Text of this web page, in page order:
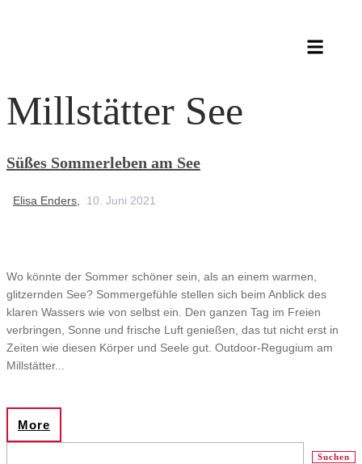
Millstätter See
Süßes Sommerleben am See
Elisa Enders, 10. Juni 2021
Wo könnte der Sommer schöner sein, als an einem warmen,
glitzernden See? Sommergefühle stellen sich beim Anblick des
klaren Wassers wie von selbst ein. Den ganzen Tag im Freien
verbringen, Sonne und frische Luft genießen, das tut nicht erst in
Zeiten wie diesen Körper und Seele gut. Outdoor-Regugium am
Millstätter...
More
Suchen